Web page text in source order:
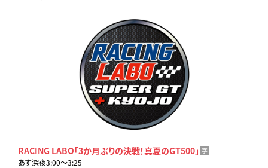
RACING LABO「3か月ぶりの決戦！真夏のGT500」 字
あす深夜3:00〜3:25